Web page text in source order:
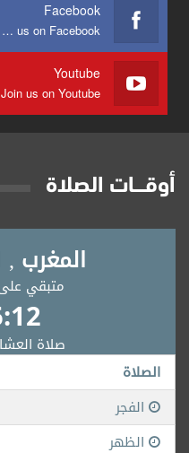
Facebook
Join us on Facebook
Youtube
Join us on Youtube
أوقــــات الصلاة